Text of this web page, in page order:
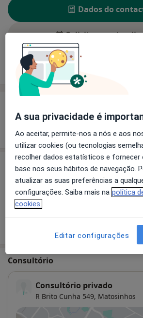
Dados do
Solicite um
Experiência
Mostrar maissobre a
Preços
Sem informação sobre
Este especialista ainda não
Consultório
Consultório privado
R Brito Cunha 549, Matosinhos
A sua privacidade é
Ao aceitar, permite-nos a nós e aos
utilizar cookies (ou tecnologias
recolher dados estatísticos e fornecer
base nos seus hábitos de navegação.
atualizar as suas preferências a
configurações. Saiba mais na política
cookies.
Editar configurações